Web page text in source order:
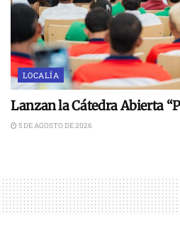
LOCALÍA
Lanzan la Cátedra Abierta
5 DE AGOSTO DE 2026